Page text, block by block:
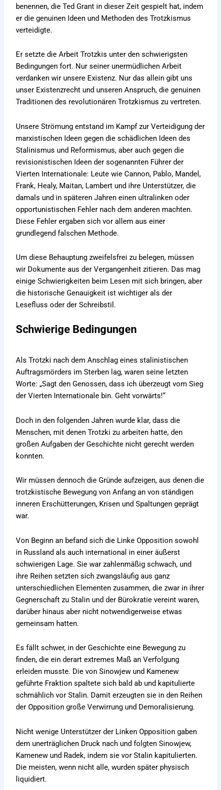
benennen, die Ted Grant in dieser Zeit gespielt hat, indem
er die genuinen Ideen und Methoden des Trotzkismus
verteidigte.
Er setzte die Arbeit Trotzkis unter den schwierigsten
Bedingungen fort. Nur seiner unermüdlichen Arbeit
verdanken wir unsere Existenz. Nur das allein gibt uns
unser Existenzrecht und unseren Anspruch, die genuinen
Traditionen des revolutionären Trotzkismus zu vertreten.
Unsere Strömung entstand im Kampf zur Verteidigung der
marxistischen Ideen gegen die schädlichen Ideen des
Stalinismus und Reformismus, aber auch gegen die
revisionistischen Ideen der sogenannten Führer der
Vierten Internationale: Leute wie Cannon, Pablo, Mandel,
Frank, Healy, Maitan, Lambert und ihre Unterstützer, die
damals und in späteren Jahren einen ultralinken oder
opportunistischen Fehler nach dem anderen machten.
Diese Fehler ergaben sich vor allem aus einer
grundlegend falschen Methode.
Um diese Behauptung zweifelsfrei zu belegen, müssen
wir Dokumente aus der Vergangenheit zitieren. Das mag
einige Schwierigkeiten beim Lesen mit sich bringen, aber
die historische Genauigkeit ist wichtiger als der
Lesefluss oder der Schreibstil.
Schwierige Bedingungen
Als Trotzki nach dem Anschlag eines stalinistischen
Auftragsmörders im Sterben lag, waren seine letzten
Worte: „Sagt den Genossen, dass ich überzeugt vom Sieg
der Vierten Internationale bin. Geht vorwärts!“
Doch in den folgenden Jahren wurde klar, dass die
Menschen, mit denen Trotzki zu arbeiten hatte, den
großen Aufgaben der Geschichte nicht gerecht werden
konnten.
Wir müssen dennoch die Gründe aufzeigen, aus denen die
trotzkistische Bewegung von Anfang an von ständigen
inneren Erschütterungen, Krisen und Spaltungen geprägt
war.
Von Beginn an befand sich die Linke Opposition sowohl
in Russland als auch international in einer äußerst
schwierigen Lage. Sie war zahlenmäßig schwach, und
ihre Reihen setzten sich zwangsläufig aus ganz
unterschiedlichen Elementen zusammen, die zwar in ihrer
Gegnerschaft zu Stalin und der Bürokratie vereint waren,
darüber hinaus aber nicht notwendigerweise etwas
gemeinsam hatten.
Es fällt schwer, in der Geschichte eine Bewegung zu
finden, die ein derart extremes Maß an Verfolgung
erleiden musste. Die von Sinowjew und Kamenew
geführte Fraktion spaltete sich bald ab und kapitulierte
schmählich vor Stalin. Damit erzeugten sie in den Reihen
der Opposition große Verwirrung und Demoralisierung.
Nicht wenige Unterstützer der Linken Opposition gaben
dem unerträglichen Druck nach und folgten Sinowjew,
Kamenew und Radek, indem sie vor Stalin kapitulierten.
Die meisten, wenn nicht alle, wurden später physisch
liquidiert.